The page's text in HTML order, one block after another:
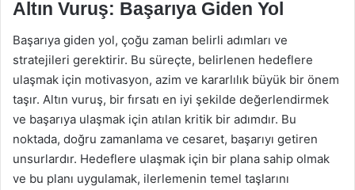
Altın Vuruş: Başarıya Giden Yol
Başarıya giden yol, çoğu zaman belirli adımları ve
stratejileri gerektirir. Bu süreçte, belirlenen hedeflere
ulaşmak için motivasyon, azim ve kararlılık büyük bir önem
taşır. Altın vuruş, bir fırsatı en iyi şekilde değerlendirmek
ve başarıya ulaşmak için atılan kritik bir adımdır. Bu
noktada, doğru zamanlama ve cesaret, başarıyı getiren
unsurlardır. Hedeflere ulaşmak için bir plana sahip olmak
ve bu planı uygulamak, ilerlemenin temel taşlarını